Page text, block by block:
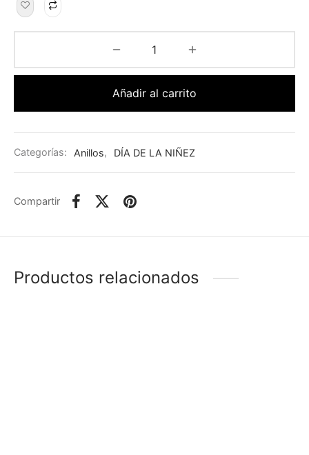
Añadir al carrito
Categorías: Anillos, DÍA DE LA NIÑEZ
Compartir
Productos relacionados